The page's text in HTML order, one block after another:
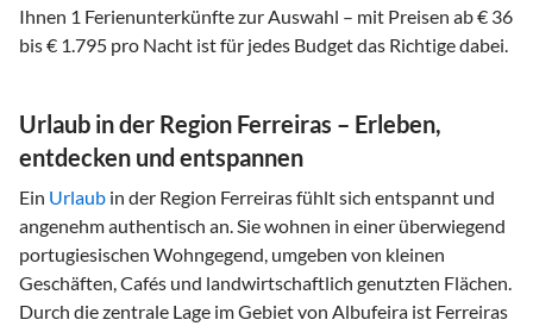
Ihnen 1 Ferienunterkünfte zur Auswahl – mit Preisen ab € 36
bis € 1.795 pro Nacht ist für jedes Budget das Richtige dabei.
Urlaub in der Region Ferreiras – Erleben,
entdecken und entspannen
Ein Urlaub in der Region Ferreiras fühlt sich entspannt und
angenehm authentisch an. Sie wohnen in einer überwiegend
portugiesischen Wohngegend, umgeben von kleinen
Geschäften, Cafés und landwirtschaftlich genutzten Flächen.
Durch die zentrale Lage im Gebiet von Albufeira ist Ferreiras